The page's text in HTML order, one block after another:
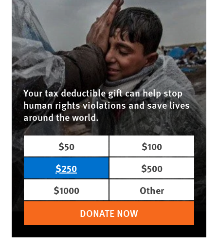
Your tax deductible gift can help stop
human rights violations and save lives
around the world.
$50
$100
$250
$500
$1000
Other
DONATE NOW